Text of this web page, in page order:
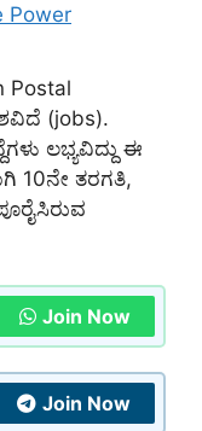
Power
(jobs).
ಲಭ್ಯವಿದ್ದು ಈ
10ನೇ ತರಗತಿ,
Join Now
Join Now